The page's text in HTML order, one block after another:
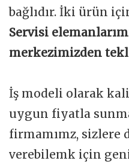
bağlıdır. İki ürün
Servisi
merkezimizden
İş modeli olarak
uygun fiyatla
firmamımz, sizlere
verebilemk için